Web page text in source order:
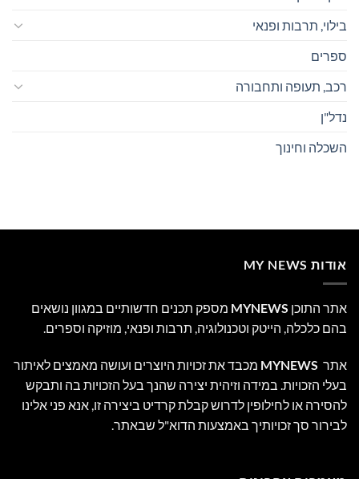
בילוי, תרבות ופנאי
ספרים
רכב, תעופה ותחבורה
נדל"ן
השכלה וחינוך
אודות MY NEWS
אתר התוכן MYNEWS מספק תכנים חדשותיים במגוון נושאים
בהם כלכלה, הייטק וטכנולוגיה, תרבות ופנאי, מוזיקה וספרים.
אתר MYNEWS מכבד את זכויות היוצרים ועושה מאמצים לאיתור
בעלי הזכויות. במידה וזיהית יצירה שהנך בעל הזכויות בה ותבקש
להסירה או לחילופין לדרוש קבלת קרדיט ביצירה זו, אנא פני אלינו
לבירור סך זכויותיך באמצעות הדוא"ל שבאתר.